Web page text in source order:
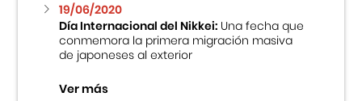
19/06/2020
Día Internacional del Nikkei:Una fecha que
conmemora la primera migración masiva
de japoneses al exterior
Ver más